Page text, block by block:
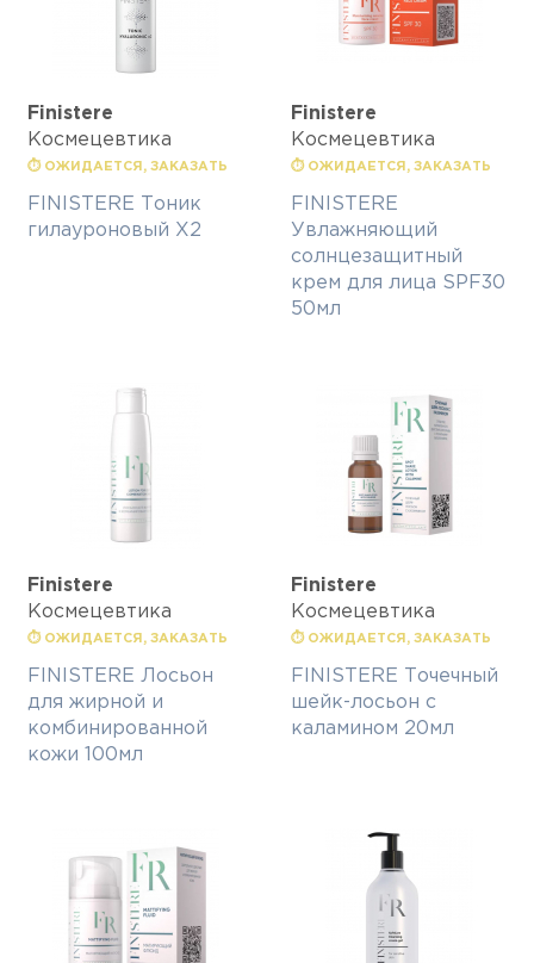
Finisterе
Космецевтика
⏱ ОЖИДАЕТСЯ, ЗАКАЗАТЬ
FINISTERE Тоник
гилауроновый Х2
Finisterе
Космецевтика
⏱ ОЖИДАЕТСЯ, ЗАКАЗАТЬ
FINISTERE
Увлажняющий
солнцезащитный
крем для лица SPF30
50мл
Finisterе
Космецевтика
⏱ ОЖИДАЕТСЯ, ЗАКАЗАТЬ
FINISTERE Лосьон
для жирной и
комбинированной
кожи 100мл
Finisterе
Космецевтика
⏱ ОЖИДАЕТСЯ, ЗАКАЗАТЬ
FINISTERE Точечный
шейк-лосьон с
каламином 20мл